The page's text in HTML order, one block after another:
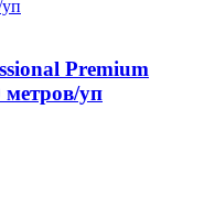
Premium
метров/уп